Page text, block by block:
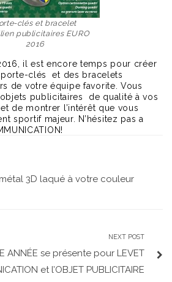
clés et bracelet
publicitaires EURO
2016
il est encore temps pour créer
clés et des bracelets
de votre équipe favorite. Vous
publicitaires de qualité à vos
de montrer l’intérêt que vous
sportif majeur. N’hésitez pas a
métal 3D laqué à votre couleur
NEXT POST
ANNÉE se présente pour LEVET
et l’OBJET PUBLICITAIRE